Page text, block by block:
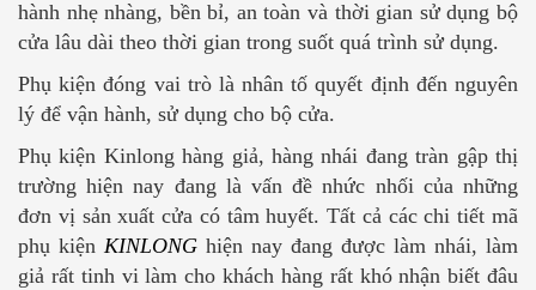
hành nhẹ nhàng, bền bỉ, an toàn và thời gian sử dụng bộ
cửa lâu dài theo thời gian trong suốt quá trình sử dụng.
Phụ kiện đóng vai trò là nhân tố quyết định đến nguyên
lý để vận hành, sử dụng cho bộ cửa.
Phụ kiện Kinlong hàng giả, hàng nhái đang tràn gập thị
trường hiện nay đang là vấn đề nhức nhối của những
đơn vị sản xuất cửa có tâm huyết. Tất cả các chi tiết mã
phụ kiện KINLONG hiện nay đang được làm nhái, làm
giả rất tinh vi làm cho khách hàng rất khó nhận biết đâu